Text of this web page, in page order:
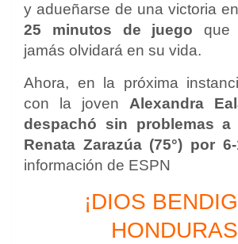
y adueñarse de una victoria en
25 minutos de juego que
jamás olvidará en su vida.
Ahora, en la próxima
con la joven Alexandra
despachó sin problemas a
Renata Zarazúa (75°) por
información de ESPN
¡DIOS